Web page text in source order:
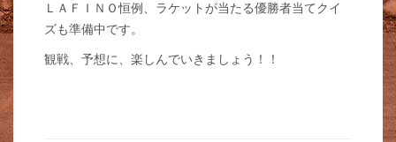
ＬＡＦＩＮＯ恒例、ラケットが当たる優勝者当てクイ
ズも準備中です。
観戦、予想に、楽しんでいきましょう！！